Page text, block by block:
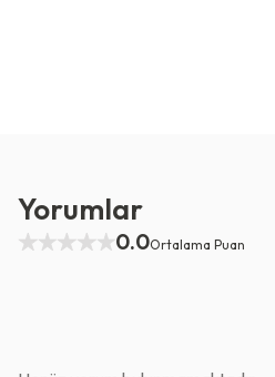
Yorumlar
0.0Ortalama Puan